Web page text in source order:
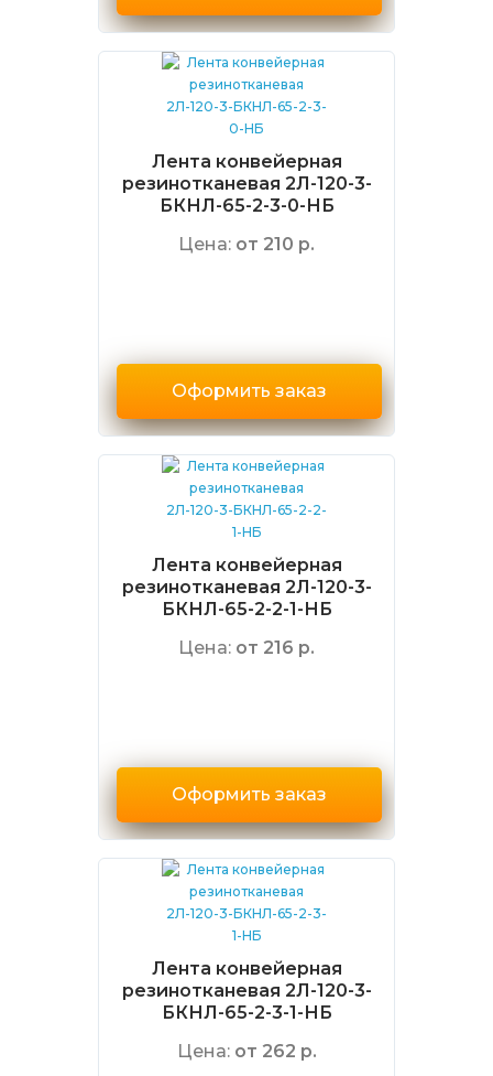
Лента конвейерная
резинотканевая 2Л-120-3-
БКНЛ-65-2-3-0-НБ
Цена: от 210 р.
Оформить заказ
Лента конвейерная
резинотканевая 2Л-120-3-
БКНЛ-65-2-2-1-НБ
Цена: от 216 р.
Оформить заказ
Лента конвейерная
резинотканевая 2Л-120-3-
БКНЛ-65-2-3-1-НБ
Цена: от 262 р.